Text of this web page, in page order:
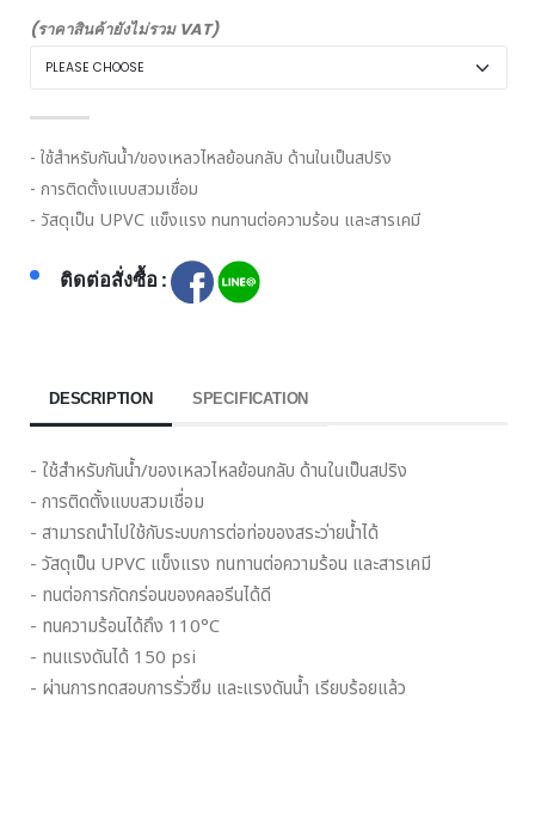
(ราคาสินค้ายังไม่รวม VAT)
- ใช้สำหรับกันน้ำ/ของเหลวไหลย้อนกลับ ด้านในเป็นสปริง
- การติดตั้งแบบสวมเชื่อม
- วัสดุเป็น UPVC แข็งแรง ทนทานต่อความร้อน และสารเคมี
ติดต่อสั่งซื้อ :
DESCRIPTION SPECIFICATION
- ใช้สำหรับกันน้ำ/ของเหลวไหลย้อนกลับ ด้านในเป็นสปริง
- การติดตั้งแบบสวมเชื่อม
- สามารถนำไปใช้กับระบบการต่อท่อของสระว่ายน้ำได้
- วัสดุเป็น UPVC แข็งแรง ทนทานต่อความร้อน และสารเคมี
- ทนต่อการกัดกร่อนของคลอรีนได้ดี
- ทนความร้อนได้ถึง 110°C
- ทนแรงดันได้ 150 psi
- ผ่านการทดสอบการรั่วซึม และแรงดันน้ำ เรียบร้อยแล้ว